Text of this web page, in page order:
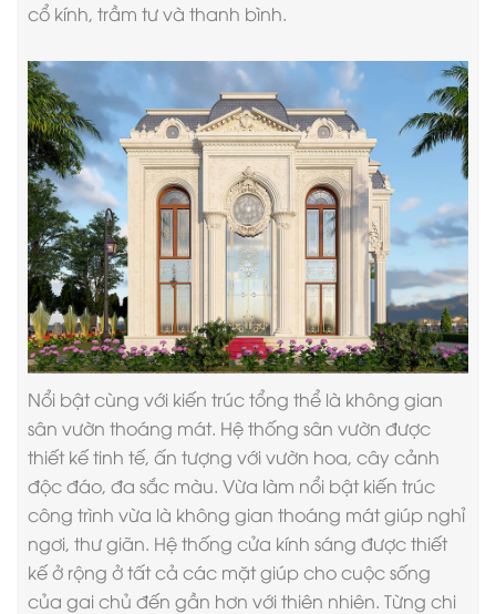
cổ kính, trầm tư và thanh bình.
Nổi bật cùng với kiến trúc tổng thể là không gian
sân vườn thoáng mát. Hệ thống sân vườn được
thiết kế tinh tế, ấn tượng với vườn hoa, cây cảnh
độc đáo, đa sắc màu. Vừa làm nổi bật kiến trúc
công trình vừa là không gian thoáng mát giúp nghỉ
ngơi, thư giãn. Hệ thống cửa kính sáng được thiết
kế ở rộng ở tất cả các mặt giúp cho cuộc sống
của gai chủ đến gần hơn với thiên nhiên. Từng chi